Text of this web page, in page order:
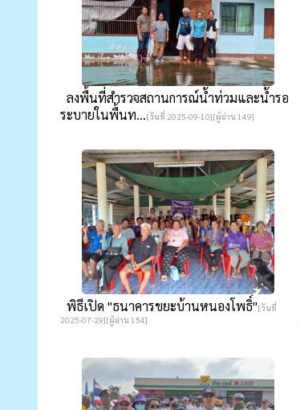
ลงพื้นที่สำรวจสถานการณ์น้ำท่วมและน้ำรอ
ระบายในพื้นท...[วันที่ 2025-09-10][ผู้อ่าน 149]
พิธีเปิด "ธนาคารขยะบ้านหนองโพธิ์"[วันที่
2025-07-29][ผู้อ่าน 154]